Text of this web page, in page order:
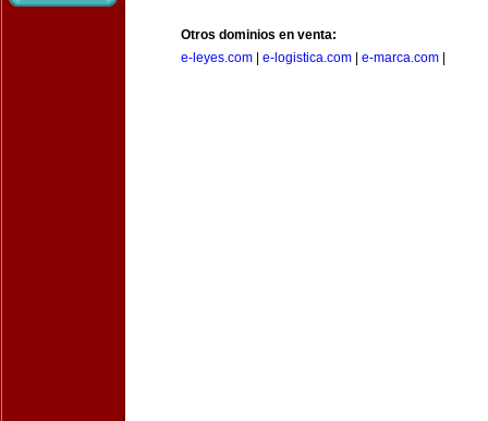
Otros dominios en venta:
e-leyes.com
e-logistica.com e-marca.com